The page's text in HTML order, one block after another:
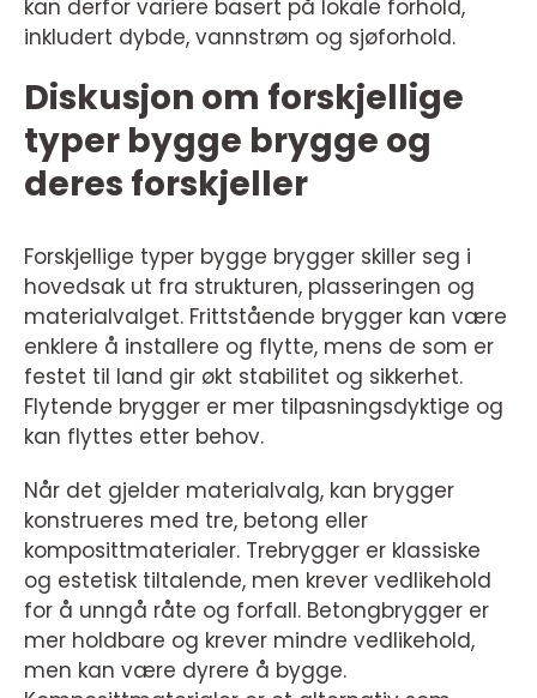
kan derfor variere basert på lokale forhold,
inkludert dybde, vannstrøm og sjøforhold.
Diskusjon om forskjellige
typer bygge brygge og
deres forskjeller
Forskjellige typer bygge brygger skiller seg i
hovedsak ut fra strukturen, plasseringen og
materialvalget. Frittstående brygger kan være
enklere å installere og flytte, mens de som er
festet til land gir økt stabilitet og sikkerhet.
Flytende brygger er mer tilpasningsdyktige og
kan flyttes etter behov.
Når det gjelder materialvalg, kan brygger
konstrueres med tre, betong eller
komposittmaterialer. Trebrygger er klassiske
og estetisk tiltalende, men krever vedlikehold
for å unngå råte og forfall. Betongbrygger er
mer holdbare og krever mindre vedlikehold,
men kan være dyrere å bygge.